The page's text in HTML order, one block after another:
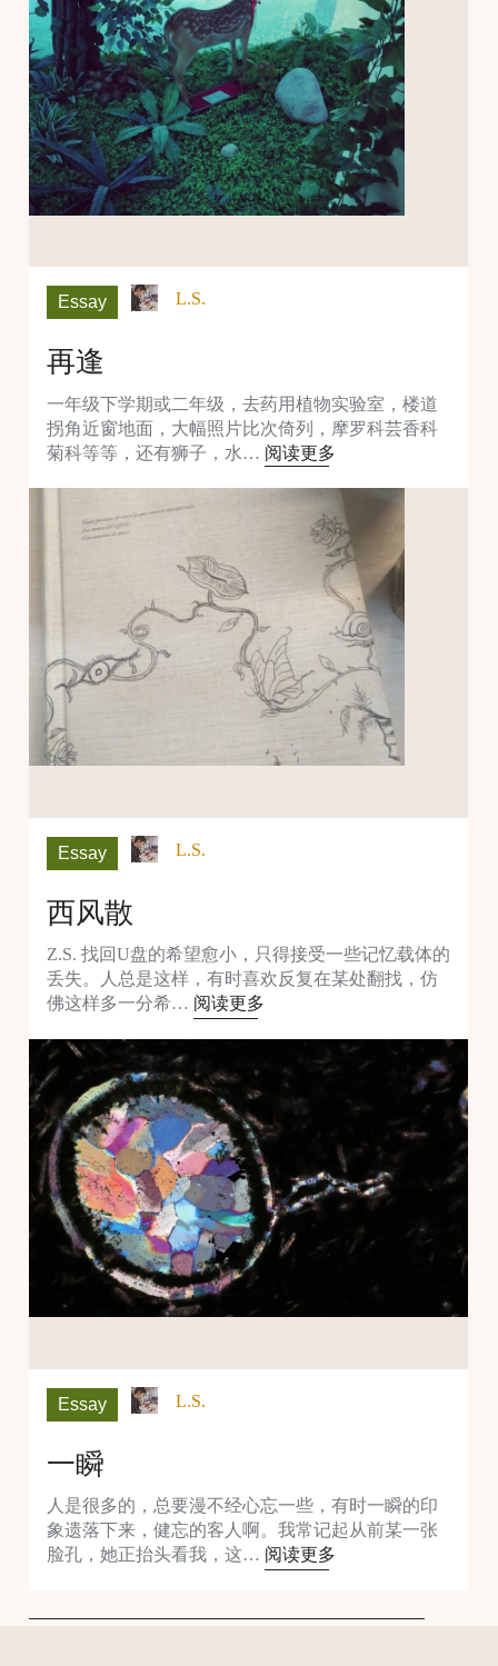
Essay L.S.
再逢
一年级下学期或二年级，去药用植物实验室，楼道
拐角近窗地面，大幅照片比次倚列，摩罗科芸香科
菊科等等，还有狮子，水… 阅读更多
Essay L.S.
西风散
Z.S. 找回U盘的希望愈小，只得接受一些记忆载体的
丢失。人总是这样，有时喜欢反复在某处翻找，仿
佛这样多一分希… 阅读更多
Essay L.S.
一瞬
人是很多的，总要漫不经心忘一些，有时一瞬的印
象遗落下来，健忘的客人啊。我常记起从前某一张
脸孔，她正抬头看我，这… 阅读更多